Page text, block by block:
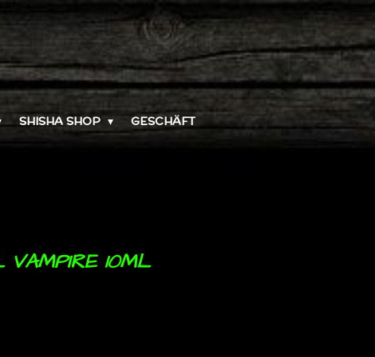
SHISHA SHOP
GESCHÄFT
VAMPIRE 10ML